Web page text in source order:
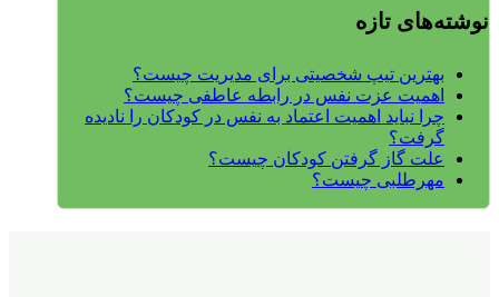
نوشته‌های تازه
بهترین تیپ شخصیتی برای مدیریت چیست؟
اهمیت عزت نفس در رابطه عاطفی چیست؟
چرا نباید اهمیت اعتماد به نفس در کودکان را نادیده
گرفت؟
علت گاز گرفتن کودکان چیست؟
مهرطلبی چیست؟